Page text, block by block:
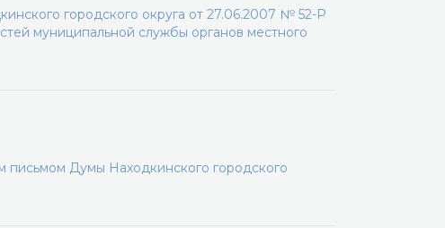
городского округа от 27.06.2007 № 52-Р
муниципальной службы органов местного
Думы Находкинского городского